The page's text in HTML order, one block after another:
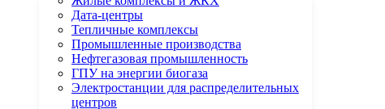
Дата-центры
Тепличные комплексы
Промышленные производства
Нефтегазовая промышленность
ГПУ на энергии биогаза
Электростанции для распределительных
центров